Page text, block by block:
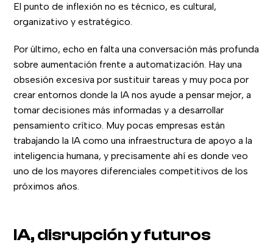
El punto de inflexión no es técnico, es cultural,
organizativo y estratégico.
Por último, echo en falta una conversación más profunda
sobre aumentación frente a automatización. Hay una
obsesión excesiva por sustituir tareas y muy poca por
crear entornos donde la IA nos ayude a pensar mejor, a
tomar decisiones más informadas y a desarrollar
pensamiento crítico. Muy pocas empresas están
trabajando la IA como una infraestructura de apoyo a la
inteligencia humana, y precisamente ahí es donde veo
uno de los mayores diferenciales competitivos de los
próximos años.
IA, disrupción y futuros